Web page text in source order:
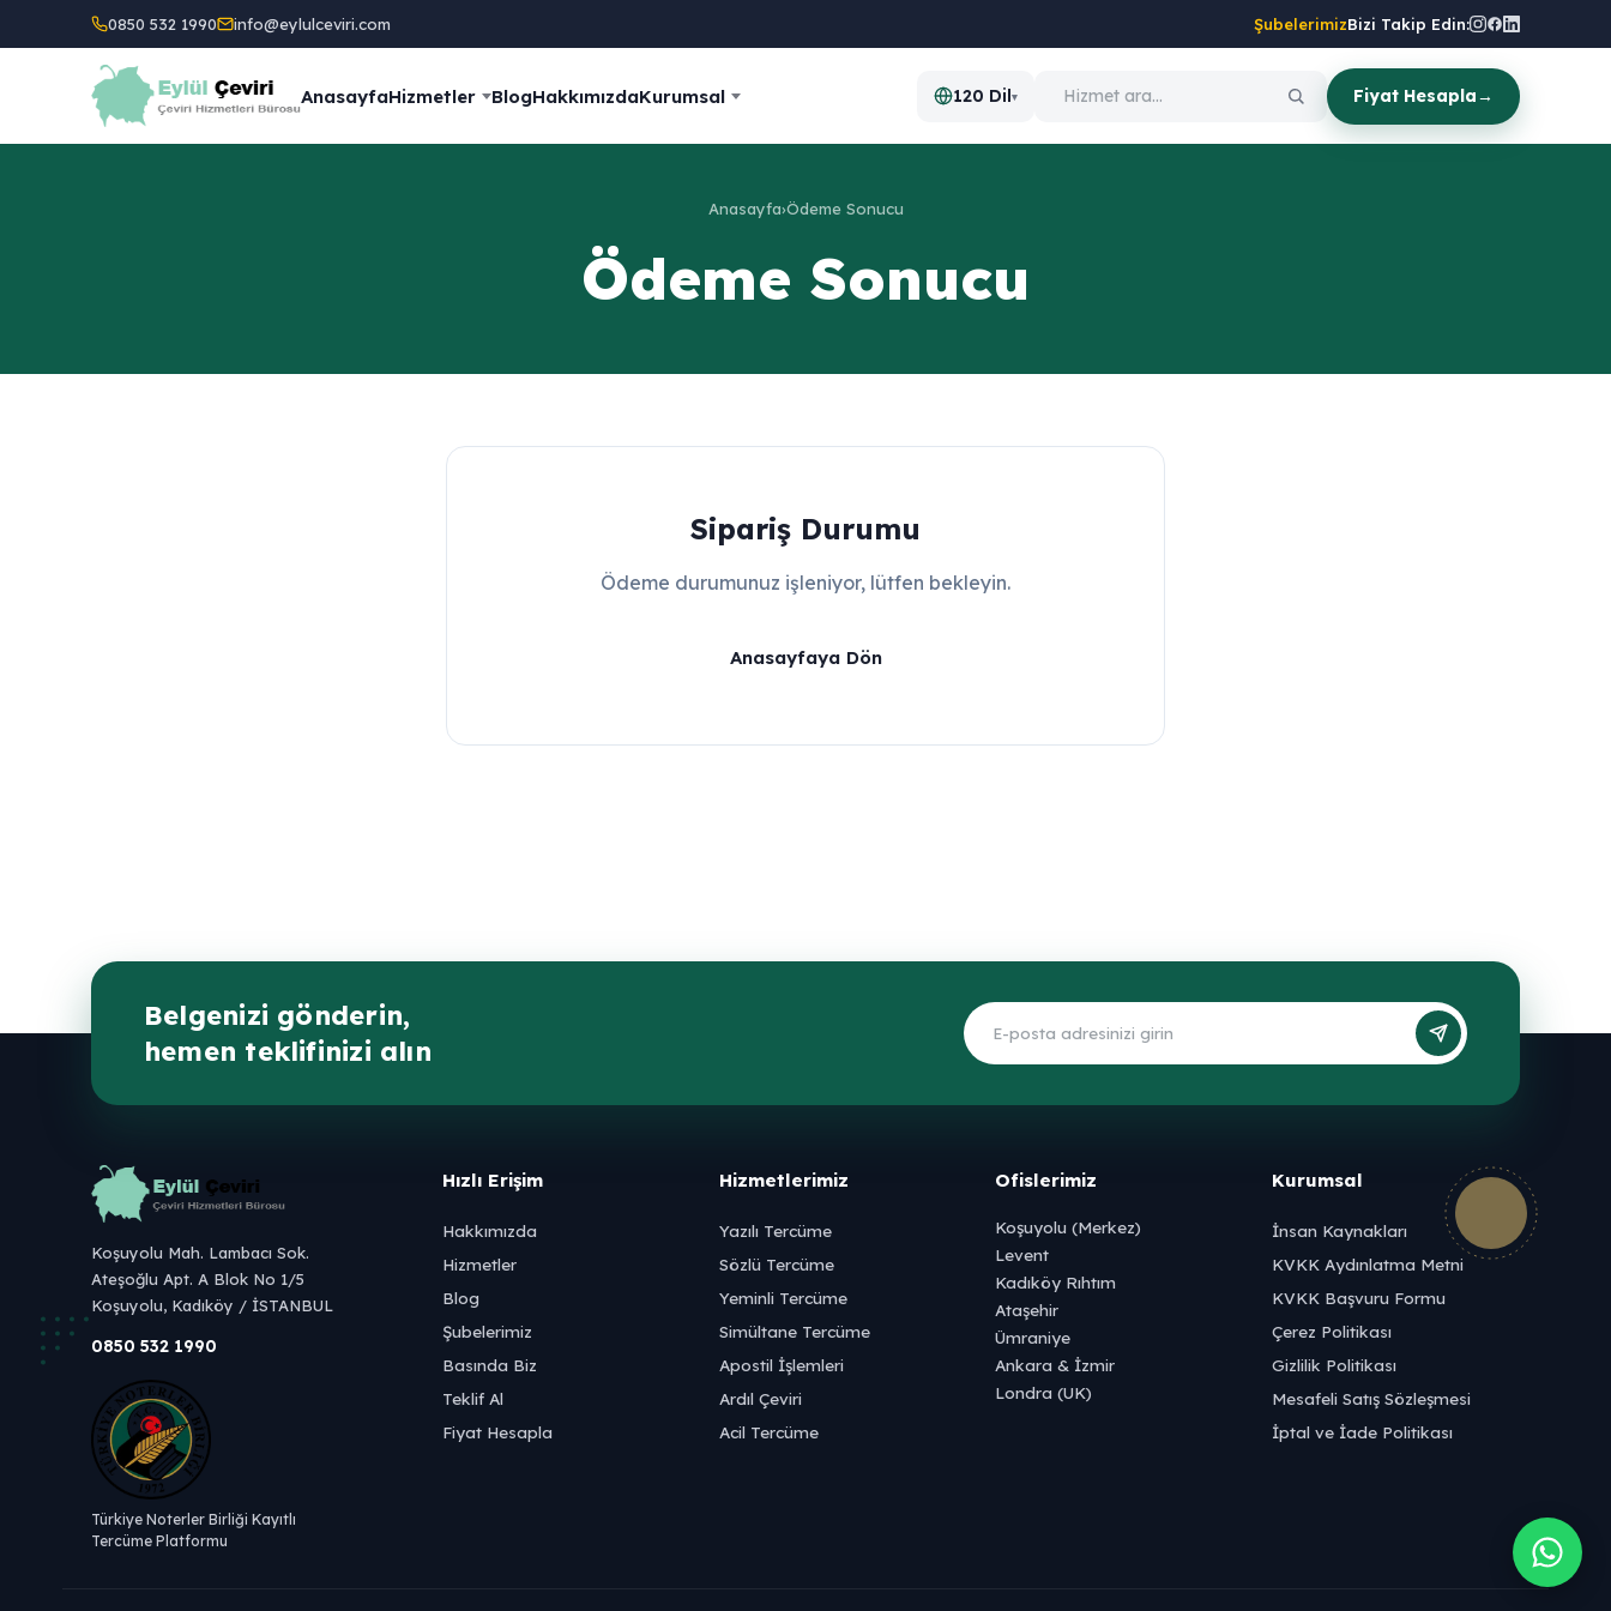
0850 532 1990 info@eylulceviri.com ŞubelerimizBizi Takip Edin:
AnasayfaHizmetler BlogHakkımızdaKurumsal 120 Dil▾ Fiyat Hesapla→
Anasayfa›Ödeme Sonucu
Ödeme Sonucu
Sipariş Durumu
Ödeme durumunuz işleniyor, lütfen bekleyin.
Anasayfaya Dön
Belgenizi gönderin,
hemen teklifinizi alın
Koşuyolu Mah. Lambacı Sok.
Ateşoğlu Apt. A Blok No 1/5
Koşuyolu, Kadıköy / İSTANBUL
0850 532 1990
Türkiye Noterler Birliği Kayıtlı
Tercüme Platformu
Hızlı Erişim
Hakkımızda
Hizmetler
Blog
Şubelerimiz
Basında Biz
Teklif Al
Fiyat Hesapla
Hizmetlerimiz
Yazılı Tercüme
Sözlü Tercüme
Yeminli Tercüme
Simültane Tercüme
Apostil İşlemleri
Ardıl Çeviri
Acil Tercüme
Ofislerimiz
Koşuyolu (Merkez)
Levent
Kadıköy Rıhtım
Ataşehir
Ümraniye
Ankara & İzmir
Londra (UK)
Kurumsal
İnsan Kaynakları
KVKK Aydınlatma Metni
KVKK Başvuru Formu
Çerez Politikası
Gizlilik Politikası
Mesafeli Satış Sözleşmesi
İptal ve İade Politikası